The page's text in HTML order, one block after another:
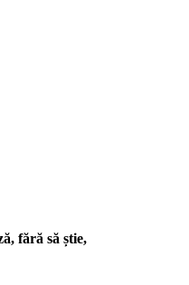
fără să știe,